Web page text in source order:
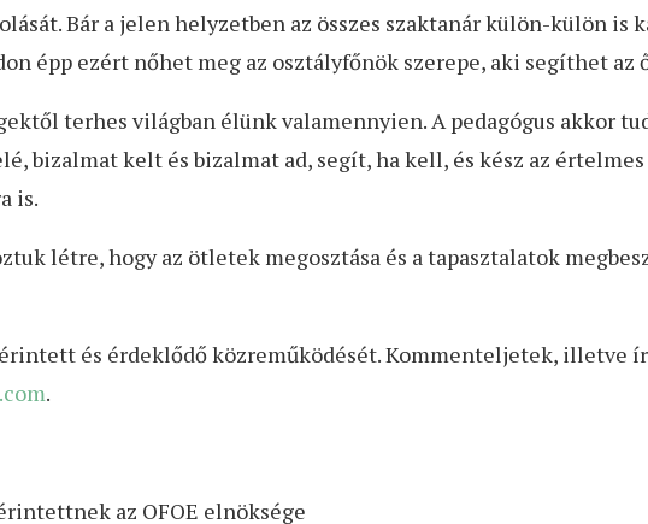
Bár a jelen helyzetben az összes szaktanár külön-külön is
épp ezért nőhet meg az osztályfőnök szerepe, aki segíthet az
terhes világban élünk valamennyien. A pedagógus akkor
bizalmat kelt és bizalmat ad, segít, ha kell, és kész az
is.
létre, hogy az ötletek megosztása és a tapasztalatok
és érdeklődő közreműködését. Kommenteljetek, illetve
.
az OFOE elnöksége